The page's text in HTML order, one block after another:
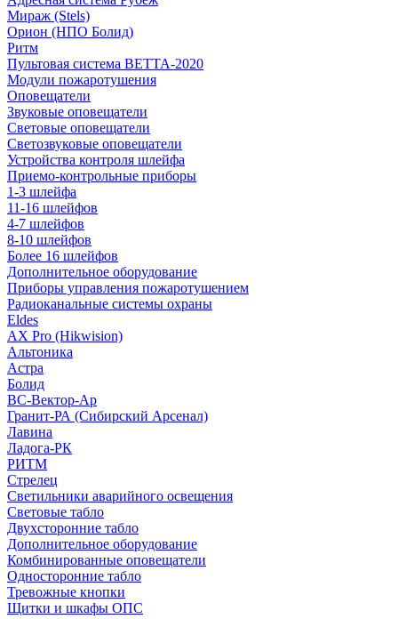
Мираж (Stels)
Орион (НПО Болид)
Ритм
Пультовая система ВЕТТА-2020
Модули пожаротушения
Оповещатели
Звуковые оповещатели
Световые оповещатели
Светозвуковые оповещатели
Устройства контроля шлейфа
Приемо-контрольные приборы
1-3 шлейфа
11-16 шлейфов
4-7 шлейфов
8-10 шлейфов
Более 16 шлейфов
Дополнительное оборудование
Приборы управления пожаротушением
Радиоканальные системы охраны
Eldes
AX Pro (Hikwision)
Альтоника
Астра
Болид
ВС-Вектор-Ар
Гранит-РА (Сибирский Арсенал)
Лавина
Ладога-РК
РИТМ
Стрелец
Светильники аварийного освещения
Световые табло
Двухсторонние табло
Дополнительное оборудование
Комбинированные оповещатели
Односторонние табло
Тревожные кнопки
Щитки и шкафы ОПС